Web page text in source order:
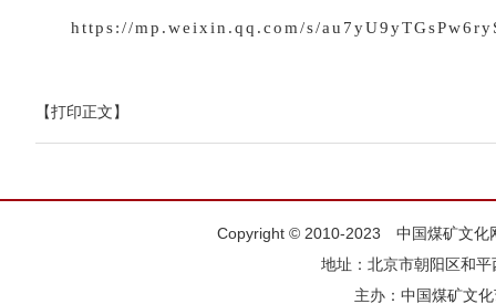
https://mp.weixin.qq.com/s/
【打印正文】
Copyright © 2010-2023 中国煤矿文
地址：北京市朝阳区和
主办： 中国煤矿文